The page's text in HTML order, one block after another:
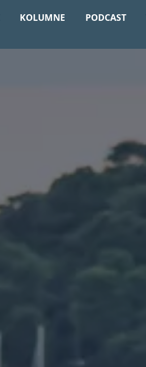
KOLUMNE PODCAST